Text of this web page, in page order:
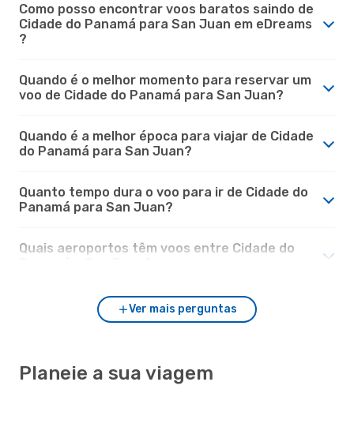
Como posso encontrar voos baratos saindo de
Cidade do Panamá para San Juan em eDreams
?
Quando é o melhor momento para reservar um
voo de Cidade do Panamá para San Juan?
Quando é a melhor época para viajar de Cidade
do Panamá para San Juan?
Quanto tempo dura o voo para ir de Cidade do
Panamá para San Juan?
Quais aeroportos têm voos entre Cidade do
Ver mais perguntas
Planeie a sua viagem